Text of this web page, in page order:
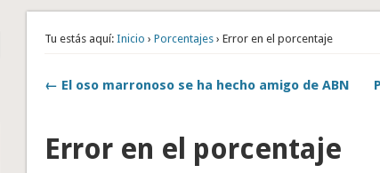
Tu estás aquí: Inicio ›Porcentajes › Error en el porcentaje
← El oso marronoso se ha hecho amigo de ABN
Error en el porcentaje